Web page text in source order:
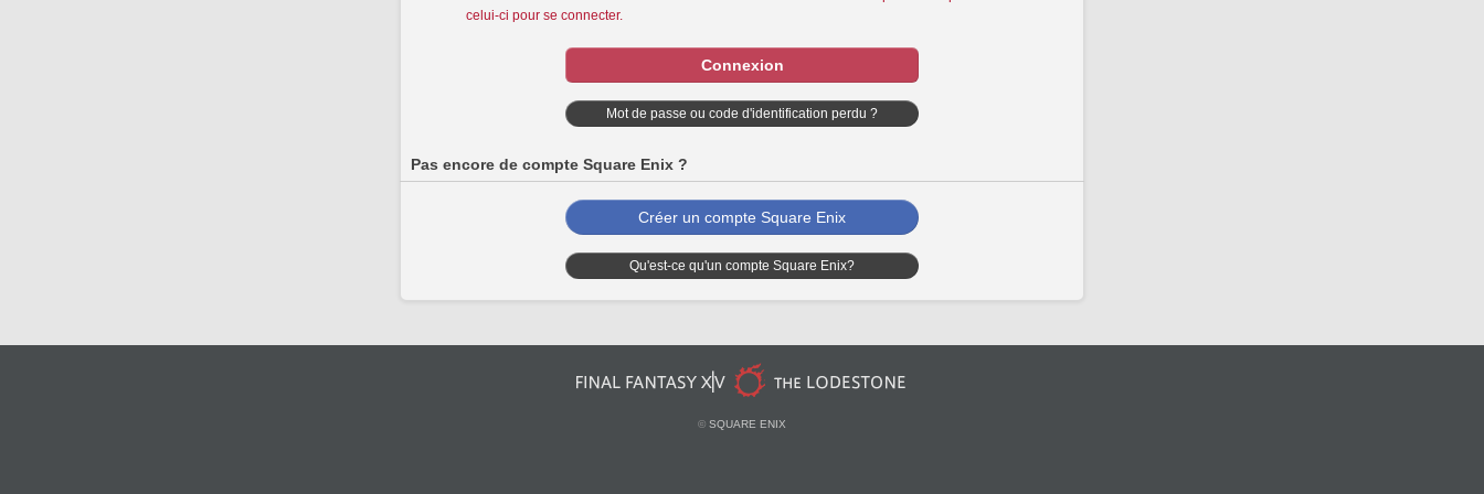
celui-ci pour se connecter.
Connexion
Mot de passe ou code d'identification perdu ?
Pas encore de compte Square Enix ?
Créer un compte Square Enix
Qu'est-ce qu'un compte Square Enix?
© SQUARE ENIX